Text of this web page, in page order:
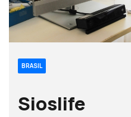
BRASIL
Sioslife